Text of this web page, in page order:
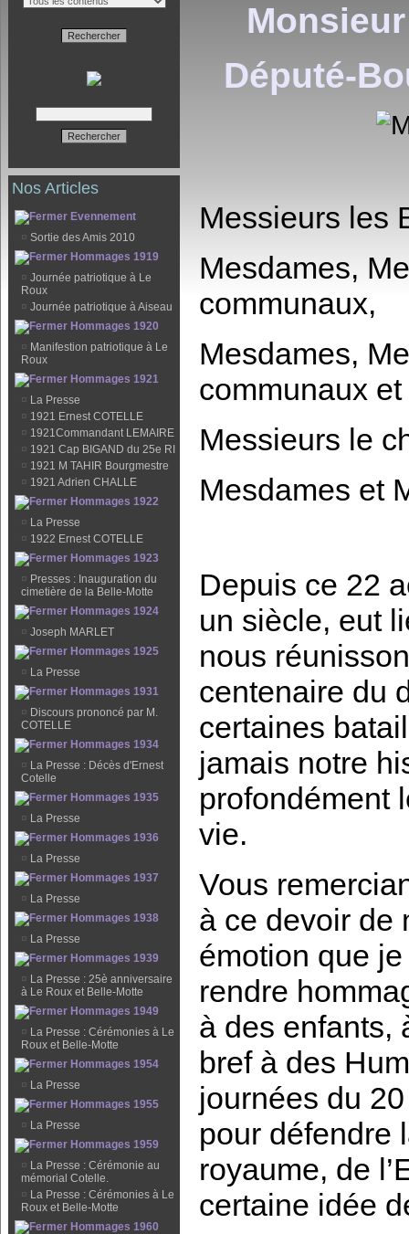
Nos Articles
Evennement
¤ Sortie des Amis 2010
Hommages 1919
¤ Journée patriotique à Le
Roux
¤ Journée patriotique à Aiseau
Hommages 1920
¤ Manifestion patriotique à Le
Roux
Hommages 1921
¤ La Presse
¤ 1921 Ernest COTELLE
¤ 1921Commandant LEMAIRE
¤ 1921 Cap BIGAND du 25e RI
¤ 1921 M TAHIR Bourgmestre
¤ 1921 Adrien CHALLE
Hommages 1922
¤ La Presse
¤ 1922 Ernest COTELLE
Hommages 1923
¤ Presses : Inauguration du
cimetière de la Belle-Motte
Hommages 1924
¤ Joseph MARLET
Hommages 1925
¤ La Presse
Hommages 1931
¤ Discours prononcé par M.
COTELLE
Hommages 1934
¤ La Presse : Décès d'Ernest
Cotelle
Hommages 1935
¤ La Presse
Hommages 1936
¤ La Presse
Hommages 1937
¤ La Presse
Hommages 1938
¤ La Presse
Hommages 1939
¤ La Presse : 25è anniversaire
à Le Roux et Belle-Motte
Hommages 1949
¤ La Presse : Cérémonies à Le
Roux et Belle-Motte
Hommages 1954
¤ La Presse
Hommages 1955
¤ La Presse
Hommages 1959
¤ La Presse : Cérémonie au
mémorial Cotelle.
¤ La Presse : Cérémonies à Le
Roux et Belle-Motte
Hommages 1960
Député-
Messieurs les
Mesdames,
communaux,
Mesdames,
communaux
Messieurs le
Mesdames et
Depuis ce 22
un siècle, eut
nous
centenaire du
certaines
jamais notre
profondément
vie.
Vous
à ce devoir de
émotion que
rendre
à des enfants,
bref à des
journées du
pour défendre
royaume, de
certaine idée